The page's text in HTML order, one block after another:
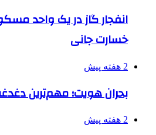
انفجار گاز در یک واحد
خسارت جانی
2 هفته پیش
بحران هویت؛ مهم‌ترین
2 هفته پیش